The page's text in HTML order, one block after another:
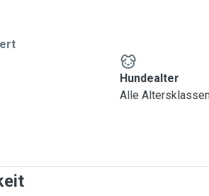
Hundealter
Alle